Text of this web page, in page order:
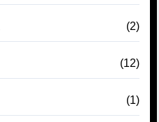
(2)
(12)
(1)